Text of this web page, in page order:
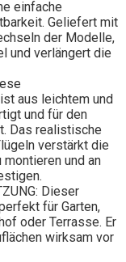
einfache
Geliefert mit
der Modelle,
und verlängert die
aus leichtem und
und für den
Das realistische
verstärkt die
und an
Dieser
für Garten,
oder Terrasse. Er
wirksam vor